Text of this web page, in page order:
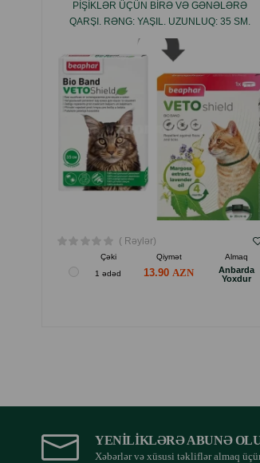
PIŞIKLƏR ÜÇÜN BIRƏ VƏ GƏNƏLƏRƏ
QARŞI. RƏNG: YAŞIL. UZUNLUQ: 35 SM.
( Rəylər)
Çəki Qiymət
Almaq
1 ədəd
13.90
Anbarda
Yoxdur
YENILIKLƏRƏ ABUNƏ
Xəbərlər və xüsusi təkliflər almaq